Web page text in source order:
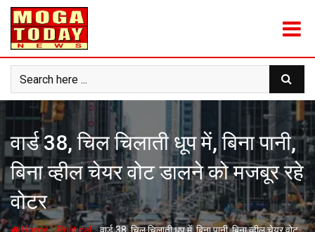
Skip
content
वार्ड 38, चिल चिलाती धूप में, बिना पानी,
बिना व्हील चेयर वोट डालने को मजबूर रहे
वोटर